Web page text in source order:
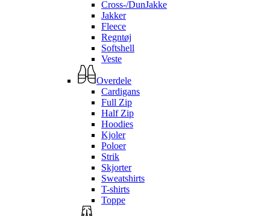
Cross-/DunJakke
Jakker
Fleece
Regntøj
Softshell
Veste
Overdele
Cardigans
Full Zip
Half Zip
Hoodies
Kjoler
Poloer
Strik
Skjorter
Sweatshirts
T-shirts
Toppe